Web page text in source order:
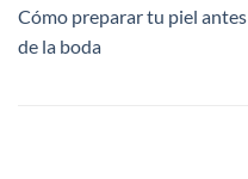
Cómo preparar tu piel antes
de la boda